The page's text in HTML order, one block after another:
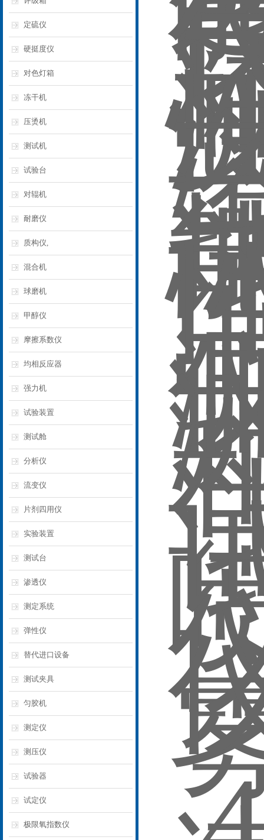
定硫仪
硬挺度仪
对色灯箱
冻干机
压烫机
测试机
试验台
对辊机
耐磨仪
质构仪,
混合机
球磨机
甲醇仪
摩擦系数仪
均相反应器
强力机
试验装置
测试舱
分析仪
流变仪
片剂四用仪
实验装置
测试台
渗透仪
测定系统
弹性仪
替代进口设备
测试夹具
匀胶机
测定仪‌
测压仪
试验器
试定仪
极限氧指数仪